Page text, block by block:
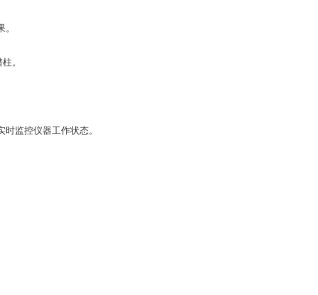
。
监控仪器工作状态。